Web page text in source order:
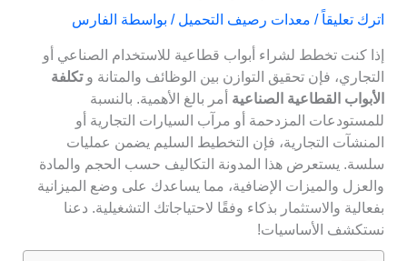
اترك تعليقاً / معدات رصيف التحميل / بواسطة الفارس
إذا كنت تخطط لشراء أبواب قطاعية للاستخدام الصناعي أو
التجاري، فإن تحقيق التوازن بين الوظائف والمتانة وتكلفة
الأبواب القطاعية الصناعية أمر بالغ الأهمية. بالنسبة
للمستودعات المزدحمة أو مرآب السيارات التجارية أو
المنشآت التجارية، فإن التخطيط السليم يضمن عمليات
سلسة. يستعرض هذا المدونة التكاليف حسب الحجم والمادة
والعزل والميزات الإضافية، مما يساعدك على وضع الميزانية
بفعالية والاستثمار بذكاء وفقًا لاحتياجاتك التشغيلية. دعنا
نستكشف الأساسيات!